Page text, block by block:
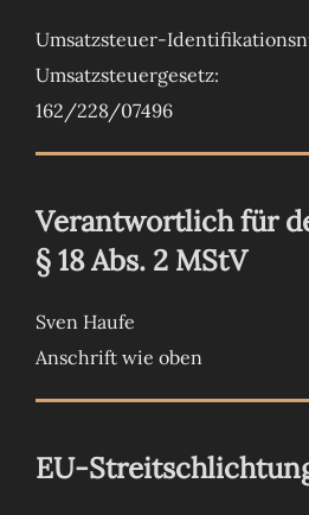
Umsatzsteuer-
Umsatzsteuergesetz:
162/228/07496
Verantwortlich für
§ 18 Abs. 2 MStV
Sven Haufe
Anschrift wie oben
EU-